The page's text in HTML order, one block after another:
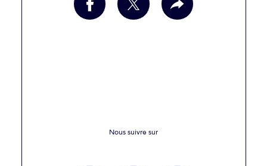
Nous suivre sur